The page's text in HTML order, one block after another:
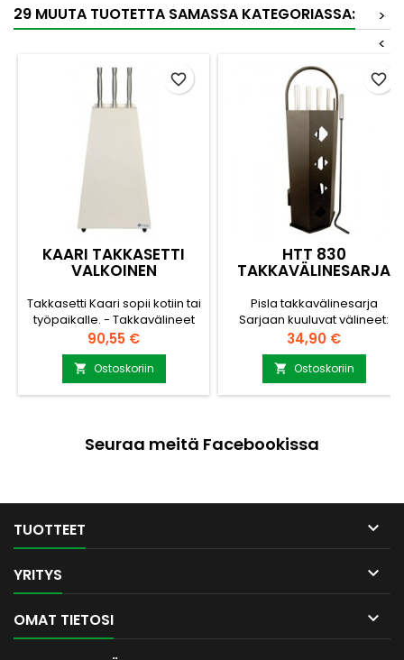
29 MUUTA TUOTETTA SAMASSA KATEGORIASSA:
>
<
KAARI TAKKASETTI
VALKOINEN
Takkasetti Kaari sopii kotiin tai
työpaikalle. - Takkavälineet
jäävät telineen taakse piiloon
luoden huolitellun ilmeen. -
Muotoilunsa ansiosta
takkasetti pysyy
tasapainossa myös
tuhka jää telineen pohjalle
pitäen lattiat puhtaana. -
Hinta
90,55 €
 Ostoskoriin
favorite_border
HTT 830
TAKKAVÄLINESARJA
Pisla takkavälinesarja
Sarjaan kuuluvat välineet:
Tuhkalapio, hiilikoukku,
tuhkaharja, pihdit ja teline.
Materiaali: Teräs / musta
Pakattu siistiin
tuotelaatikkoon
Hinta
34,90 €
 Ostoskoriin
favorite_border
Seuraa meitä Facebookissa
TUOTTEET 
YRITYS 
OMAT TIETOSI 